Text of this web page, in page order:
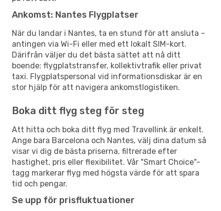
Ankomst: Nantes Flygplatser
När du landar i Nantes, ta en stund för att ansluta –
antingen via Wi-Fi eller med ett lokalt SIM-kort.
Därifrån väljer du det bästa sättet att nå ditt
boende: flygplatstransfer, kollektivtrafik eller privat
taxi. Flygplatspersonal vid informationsdiskar är en
stor hjälp för att navigera ankomstlogistiken.
Boka ditt flyg steg för steg
Att hitta och boka ditt flyg med Travellink är enkelt.
Ange bara Barcelona och Nantes, välj dina datum så
visar vi dig de bästa priserna, filtrerade efter
hastighet, pris eller flexibilitet. Vår "Smart Choice"-
tagg markerar flyg med högsta värde för att spara
tid och pengar.
Se upp för prisfluktuationer